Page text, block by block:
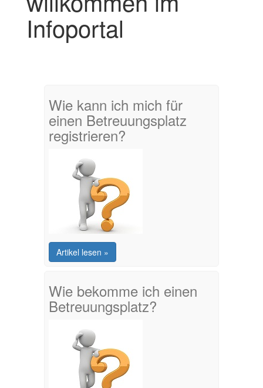
Infoportal
Wie kann ich mich für
einen Betreuungsplatz
registrieren?
Artikel lesen »
Wie bekomme ich einen
Betreuungsplatz?